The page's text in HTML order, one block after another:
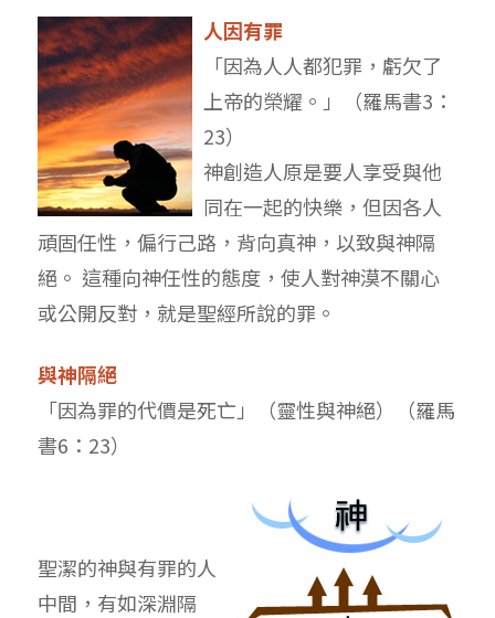
人因有罪
「因為人人都犯罪，虧欠了
上帝的榮耀。」（羅馬書3：
23）
神創造人原是要人享受與他
同在一起的快樂，但因各人
頑固任性，偏行己路，背向真神，以致與神隔
絕。 這種向神任性的態度，使人對神漠不關心
或公開反對，就是聖經所說的罪。
與神隔絕
「因為罪的代價是死亡」（靈性與神絕）（羅馬
書6：23）
聖潔的神與有罪的人
中間，有如深淵隔